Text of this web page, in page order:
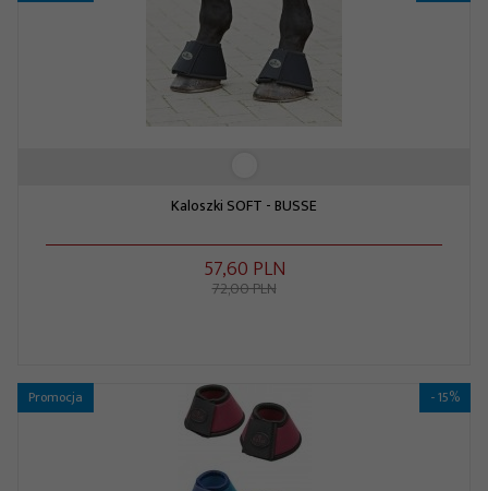
Kaloszki SOFT - BUSSE
57,60 PLN
72,00 PLN
Promocja - 15%